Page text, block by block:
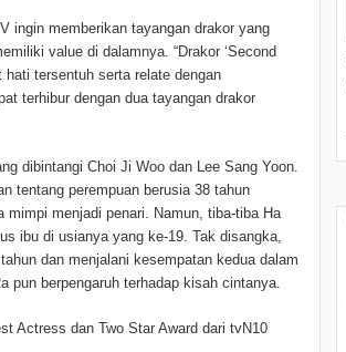
ingin memberikan tayangan drakor yang
value di dalamnya. “Drakor ‘Second
hati tersentuh serta relate dengan
terhibur dengan dua tayangan drakor
dibintangi Choi Ji Woo dan Lee Sang Yoon.
tentang perempuan berusia 38 tahun
mimpi menjadi penari. Namun, tiba-tiba Ha
ibu di usianya yang ke-19. Tak disangka,
dan menjalani kesempatan kedua dalam
pun berpengaruh terhadap kisah cintanya.
Actress dan Two Star Award dari tvN10